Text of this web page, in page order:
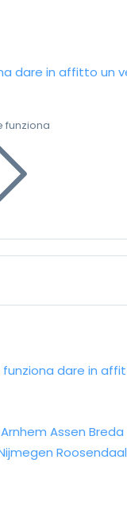
dare in affitto un
funziona
dare in
Arnhem Assen Breda
Roosendaal